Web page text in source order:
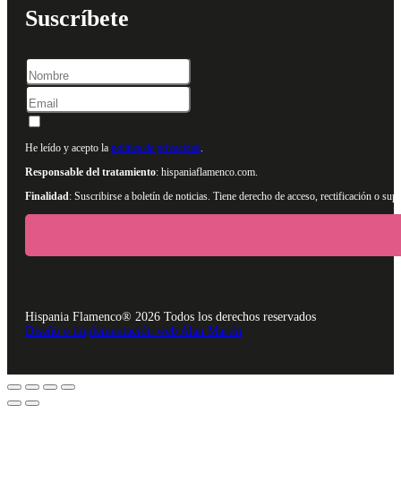
Suscríbete
He leído y acepto la política de privacidad
Responsable del tratamiento: hispaniaflamenco.com.
Finalidad: Suscribirse a boletín de noticias. Tiene derecho de acceso, rectificación o
Hispania Flamenco® 2026 Todos los derechos reservados
Diseño e implementación web Alan Martín